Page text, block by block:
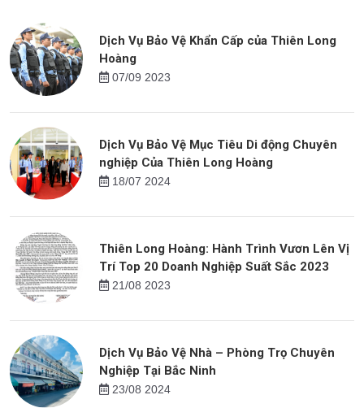
Dịch Vụ Bảo Vệ Khẩn Cấp của Thiên Long
Hoàng
07/09 2023
Dịch Vụ Bảo Vệ Mục Tiêu Di động Chuyên
nghiệp Của Thiên Long Hoàng
18/07 2024
Thiên Long Hoàng: Hành Trình Vươn Lên Vị
Trí Top 20 Doanh Nghiệp Suất Sắc 2023
21/08 2023
Dịch Vụ Bảo Vệ Nhà – Phòng Trọ Chuyên
Nghiệp Tại Bắc Ninh
23/08 2024